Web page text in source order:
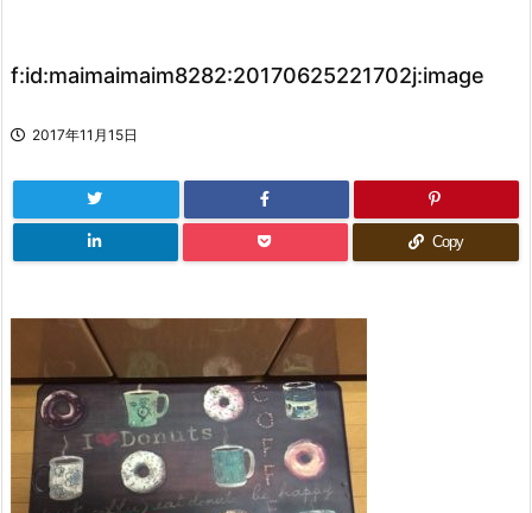
f:id:maimaimaim8282:20170625221702j:image
2017年11月15日
Copy